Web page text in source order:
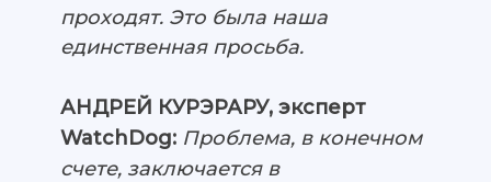
проходят. Это была наша
единственная просьба.
АНДРЕЙ КУРЭРАРУ, эксперт
WatchDog: Проблема, в конечном
счете, заключается в